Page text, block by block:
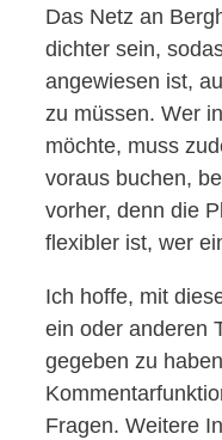
Das Netz an
dichter sein,
angewiesen ist,
zu müssen. Wer
möchte, muss
voraus buchen,
vorher, denn die
flexibler ist, wer
Ich hoffe, mit
ein oder anderen
gegeben zu
Fragen. Weitere